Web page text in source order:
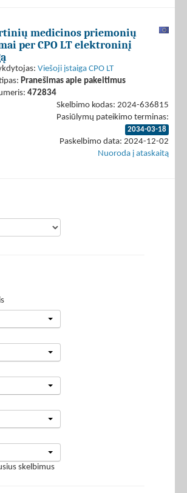
medicinos priemonių
per CPO LT elektroninį
Viešoji įstaiga CPO LT
Pranešimas apie pakeitimus
472834
Skelbimo kodas: 2024-636815
Pasiūlymų pateikimo terminas:
2034-03-18
Paskelbimo data: 2024-12-02
Nuoroda į ataskaitą
skelbimus